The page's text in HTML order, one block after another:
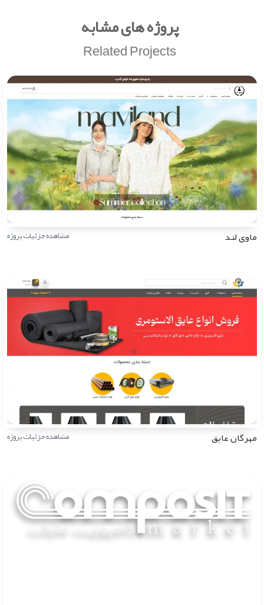
پروژه های مشابه
Related Projects
ماوی لند مشاهده جزئیات پروژه
مهرگان عایق مشاهده جزئیات پروژه